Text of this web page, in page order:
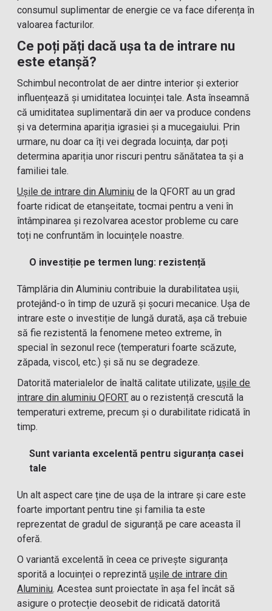
consumul suplimentar de energie ce va face diferența în
valoarea facturilor.
Ce poți păți dacă ușa ta de intrare nu
este etanșă?
Schimbul necontrolat de aer dintre interior și exterior
influențează și umiditatea locuinței tale. Asta înseamnă
că umiditatea suplimentară din aer va produce condens
și va determina apariția igrasiei și a mucegaiului. Prin
urmare, nu doar ca îți vei degrada locuința, dar poți
determina apariția unor riscuri pentru sănătatea ta și a
familiei tale.
Ușile de intrare din Aluminiu de la QFORT au un grad
foarte ridicat de etanșeitate, tocmai pentru a veni în
întâmpinarea și rezolvarea acestor probleme cu care
toți ne confruntăm în locuințele noastre.
O investiție pe termen lung: rezistență
Tâmplăria din Aluminiu contribuie la durabilitatea ușii,
protejând-o în timp de uzură și șocuri mecanice. Ușa de
intrare este o investiție de lungă durată, așa că trebuie
să fie rezistentă la fenomene meteo extreme, în
special în sezonul rece (temperaturi foarte scăzute,
zăpada, viscol, etc.) și să nu se degradeze.
Datorită materialelor de înaltă calitate utilizate,ușile de
intrare din aluminiu QFORT au o rezistență crescută la
temperaturi extreme, precum și o durabilitate ridicată în
timp.
Sunt varianta excelentă pentru siguranța casei
tale
Un alt aspect care ține de ușa de la intrare și care este
foarte important pentru tine și familia ta este
reprezentat de gradul de siguranță pe care aceasta îl
oferă.
O variantă excelentă în ceea ce privește siguranța
sporită a locuinței o reprezintăușile de intrare din
Aluminiu. Acestea sunt proiectate în așa fel încât să
asigure o protecție deosebit de ridicată datorită